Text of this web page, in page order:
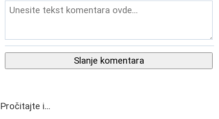
Slanje komentara
Pročitajte i...